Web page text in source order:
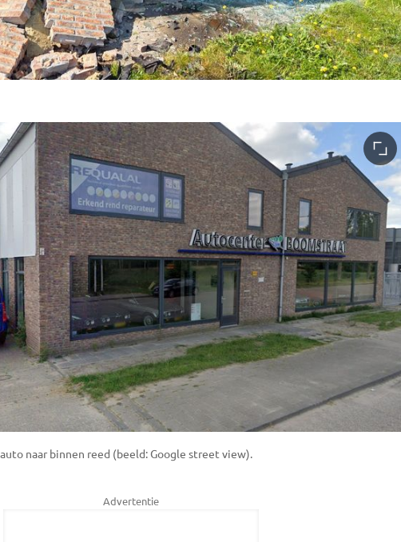
naar binnen reed (beeld: Google street view).
Advertentie